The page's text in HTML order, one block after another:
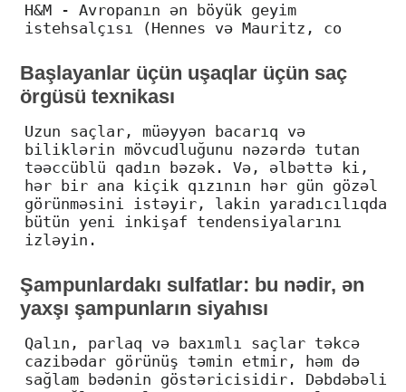
H&M - Avropanın ən böyük geyim
istehsalçısı (Hennes və Mauritz, co
Başlayanlar üçün uşaqlar üçün saç
örgüsü texnikası
Uzun saçlar, müəyyən bacarıq və
biliklərin mövcudluğunu nəzərdə tutan
təəccüblü qadın bəzək. Və, əlbəttə ki,
hər bir ana kiçik qızının hər gün gözəl
görünməsini istəyir, lakin yaradıcılıqda
bütün yeni inkişaf tendensiyalarını
izləyin.
Şampunlardakı sulfatlar: bu nədir, ən
yaxşı şampunların siyahısı
Qalın, parlaq və baxımlı saçlar təkcə
cazibədar görünüş təmin etmir, həm də
sağlam bədənin göstəricisidir. Dəbdəbəli